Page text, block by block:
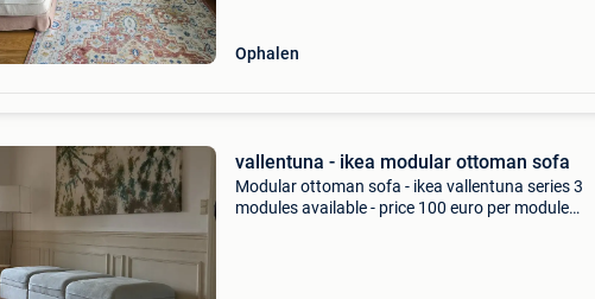
Ophalen
vallentuna - ikea modular ottoman sofa
Modular ottoman sofa - ikea vallentuna series 3
modules available - price 100 euro per module